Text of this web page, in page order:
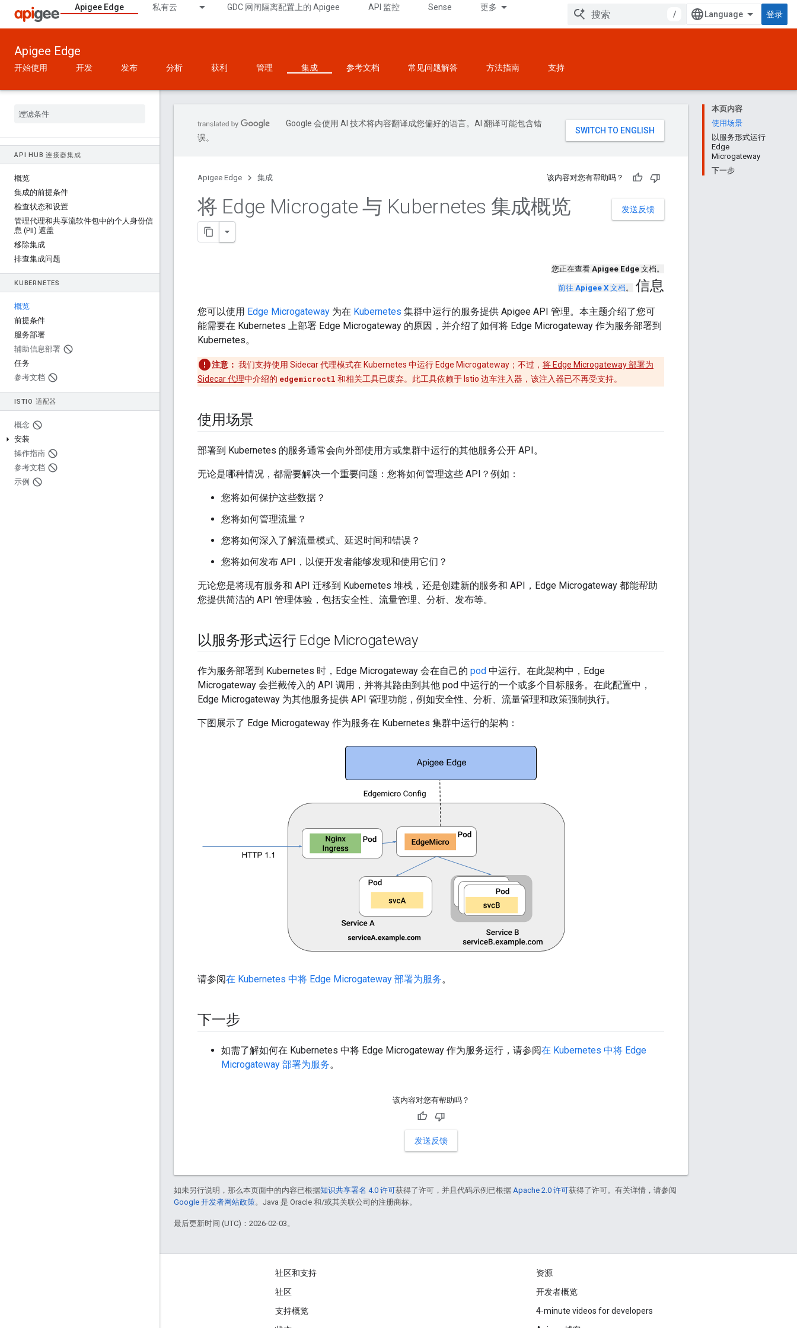
Apigee Edge 私有云 GDC 网闸隔离配置上的 Apigee API 监控 Sense 更多
/ 登录
Apigee Edge
开始使用 开发 发布 分析 获利 管理 集成 参考文档 常见问题解答 方法指南 支持
API HUB 连接器集成
概览
集成的前提条件
检查状态和设置
管理代理和共享流软件包中的个人身份信
息 (PII) 遮盖
移除集成
排查集成问题
KUBERNETES
概览
前提条件
服务部署
辅助信息部署
任务
参考文档
ISTIO 适配器
概念
安装
操作指南
参考文档
示例
本页内容
使用场景
以服务形式运行
Edge
Microgateway
下一步
Google 会使用 AI 技术将内容翻译成您偏好的语言。AI 翻译可能包含错
误。
Apigee Edge 集成 该内容对您有帮助吗？
发送反馈
将 Edge Microgate 与 Kubernetes 集成概览
您正在查看 Apigee Edge 文档。
前往 Apigee X 文档。 信息
您可以使用 Edge Microgateway 为在 Kubernetes 集群中运行的服务提供 Apigee API 管理。本主题介绍了您可
能需要在 Kubernetes 上部署 Edge Microgateway 的原因，并介绍了如何将 Edge Microgateway 作为服务部署到
Kubernetes。
注意： 我们支持使用 Sidecar 代理模式在 Kubernetes 中运行 Edge Microgateway；不过， 将 Edge Microgateway 部署为
Sidecar 代理中介绍的 edgemicroctl 和相关工具已废弃。此工具依赖于 Istio 边车注入器，该注入器已不再受支持。
使用场景
部署到 Kubernetes 的服务通常会向外部使用方或集群中运行的其他服务公开 API。
无论是哪种情况，都需要解决一个重要问题：您将如何管理这些 API？例如：
您将如何保护这些数据？
您将如何管理流量？
您将如何深入了解流量模式、延迟时间和错误？
您将如何发布 API，以便开发者能够发现和使用它们？
无论您是将现有服务和 API 迁移到 Kubernetes 堆栈，还是创建新的服务和 API，Edge Microgateway 都能帮助
您提供简洁的 API 管理体验，包括安全性、流量管理、分析、发布等。
以服务形式运行 Edge Microgateway
作为服务部署到 Kubernetes 时，Edge Microgateway 会在自己的 pod 中运行。在此架构中，Edge
Microgateway 会拦截传入的 API 调用，并将其路由到其他 pod 中运行的一个或多个目标服务。在此配置中，
Edge Microgateway 为其他服务提供 API 管理功能，例如安全性、分析、流量管理和政策强制执行。
下图展示了 Edge Microgateway 作为服务在 Kubernetes 集群中运行的架构：
请参阅在 Kubernetes 中将 Edge Microgateway 部署为服务。
下一步
如需了解如何在 Kubernetes 中将 Edge Microgateway 作为服务运行，请参阅在 Kubernetes 中将 Edge
Microgateway 部署为服务。
该内容对您有帮助吗？
发送反馈
如未另行说明，那么本页面中的内容已根据知识共享署名 4.0 许可获得了许可，并且代码示例已根据 Apache 2.0 许可获得了许可。有关详情，请参阅
Google 开发者网站政策。Java 是 Oracle 和/或其关联公司的注册商标。
最后更新时间 (UTC)：2026-02-03。
社区和支持
社区
支持概览
资源
开发者概览
4-minute videos for developers